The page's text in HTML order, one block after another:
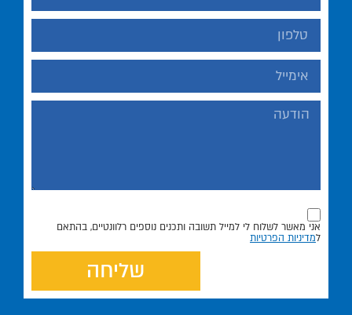
אני מאשר לשלוח לי למייל תשובה ותכנים נוספים רלוונטיים, בהתאם
למדיניות הפרטיות
שליחה